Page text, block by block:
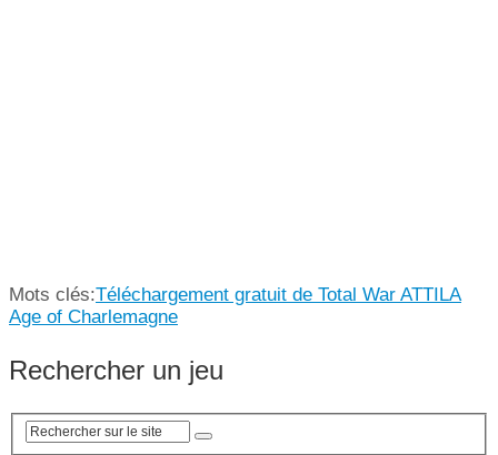
Mots clés:Téléchargement gratuit de Total War ATTILA
Age of Charlemagne
Rechercher un jeu